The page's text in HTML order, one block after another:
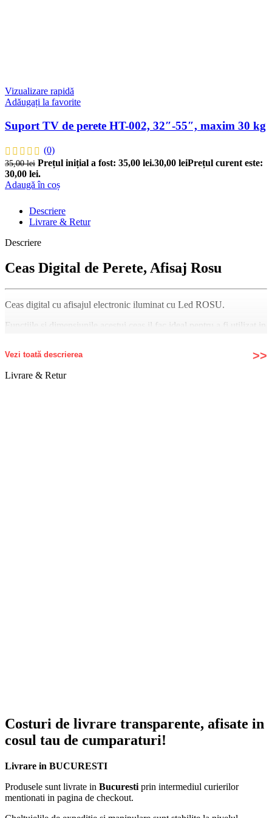
Vizualizare rapidă
Adăugați la favorite
Suport TV de perete HT-002, 32″-55″, maxim 30 kg
(0)
35,00lei Prețul inițial a fost: 35,00 lei.30,00 leiPrețul curent este:
30,00 lei.
Adaugă în coș
Descriere
Livrare & Retur
Descriere
Ceas Digital de Perete, Afisaj Rosu
Ceas digital cu afisajul electronic iluminat cu Led ROSU.
Functiile si dimensiunile acestui ceas il fac ideal pentru a fi utilizat in
montat atat pe perete la distante medii, cat si pe briou sau masa.
Vezi toată descrierea
Livrare & Retur
Costuri de livrare transparente, afisate in
cosul tau de cumparaturi!
Livrare in BUCURESTI
Produsele sunt livrate in Bucuresti prin intermediul curierilor
mentionati in pagina de checkout.